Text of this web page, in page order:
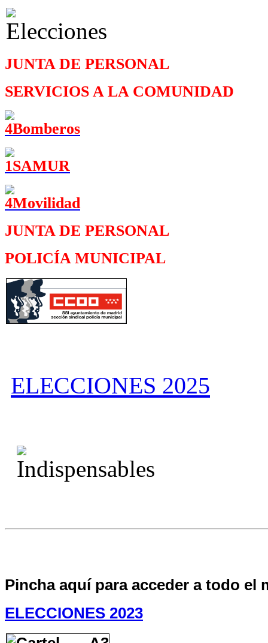
JUNTA DE PERSONAL
SERVICIOS A LA COMUNIDAD
JUNTA DE PERSONAL
POLICÍA MUNICIPAL
ELECCIONES 2025
Pincha aquí para acceder a todo el
ELECCIONES 2023